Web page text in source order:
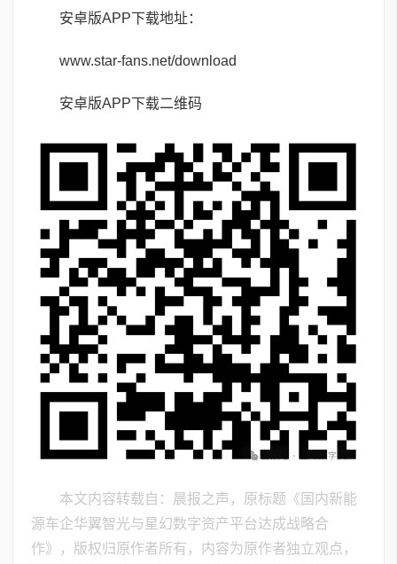
安卓版APP下载地址：
www.star-fans.net/download
安卓版APP下载二维码
本文内容转载自：晨报之声，原标题《国内新能
源车企华翼智光与星幻数字资产平台达成战略合
作》，版权归原作者所有，内容为原作者独立观点，